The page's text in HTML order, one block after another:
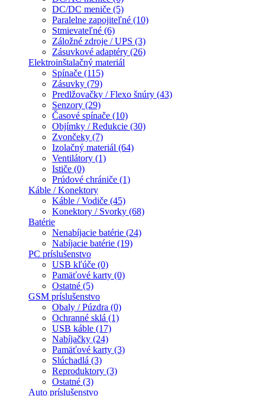
DC/DC meniče (5)
Paralelne zapojiteľné (10)
Stmievateľné (6)
Záložné zdroje / UPS (3)
Zásuvkové adaptéry (26)
Elektroinštalačný materiál
Spínače (115)
Zásuvky (79)
Predlžovačky / Flexo šnúry (43)
Senzory (29)
Časové spínače (10)
Objímky / Redukcie (30)
Zvončeky (7)
Izolačný materiál (64)
Ventilátory (1)
Ističe (0)
Prúdové chrániče (1)
Káble / Konektory
Káble / Vodiče (45)
Konektory / Svorky (68)
Batérie
Nenabíjacie batérie (24)
Nabíjacie batérie (19)
PC príslušenstvo
USB kľúče (0)
Pamäťové karty (0)
Ostatné (5)
GSM príslušenstvo
Obaly / Púzdra (0)
Ochranné sklá (1)
USB káble (17)
Nabíjačky (24)
Pamäťové karty (3)
Slúchadlá (3)
Reproduktory (3)
Ostatné (3)
Auto príslušenstvo